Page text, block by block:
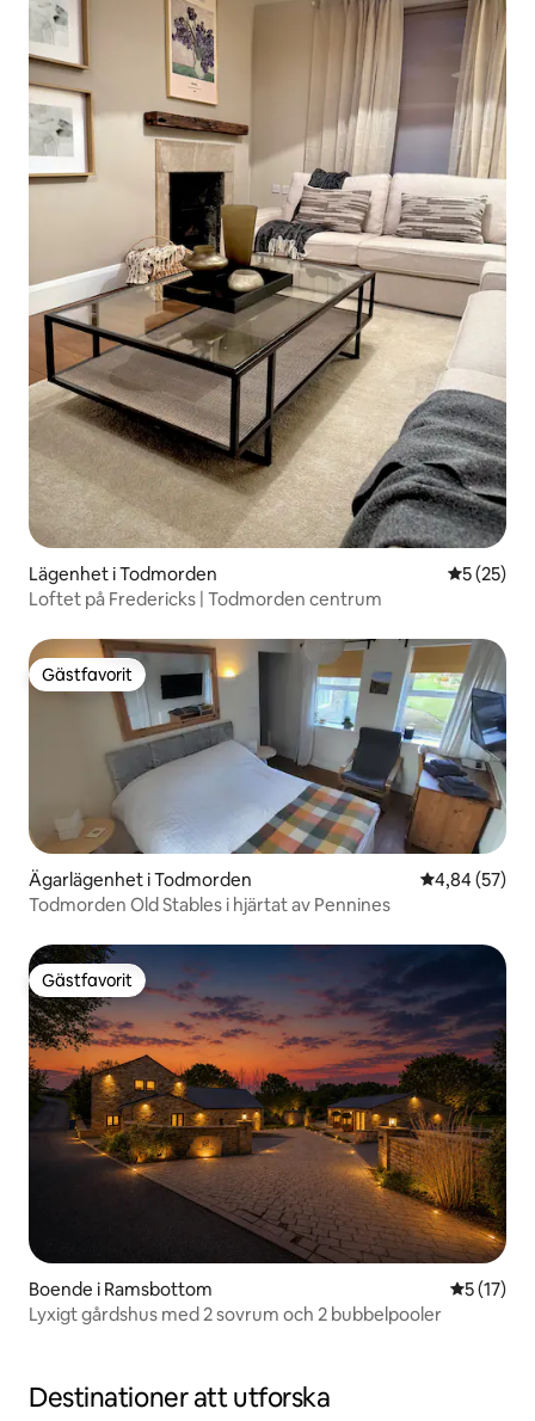
Lägenhet i Todmorden 5 av 5 i
5 (25)
Loftet på Fredericks | Todmorden centrum
Gästfavorit
Gästfavorit
Ägarlägenhet i Todmorden 4,84 av 5 i
4,84 (57)
Todmorden Old Stables i hjärtat av Pennines
Gästfavorit
Gästfavorit
Boende i Ramsbottom 5 av 5 i
5 (17)
Lyxigt gårdshus med 2 sovrum och 2 bubbelpooler
Destinationer att utforska